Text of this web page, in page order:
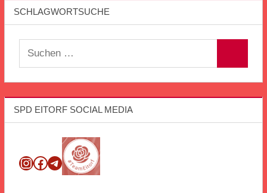
SCHLAGWORTSUCHE
SPD EITORF SOCIAL MEDIA
Instagram
Facebook
Telegram